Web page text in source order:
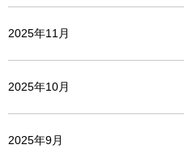
2025年11月
2025年10月
2025年9月